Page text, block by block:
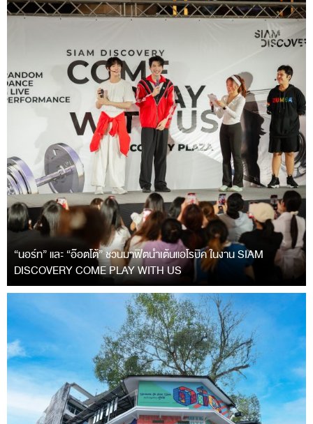
“นอร์ท” และ “อ๊อตโต้” ชวนมาฟิตนำเต้นแอโรบิค ในงาน SIAM
DISCOVERY COME PLAY WITH US